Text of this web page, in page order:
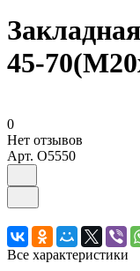
45-
0
Нет отзывов
Арт. O5550
Все характеристики